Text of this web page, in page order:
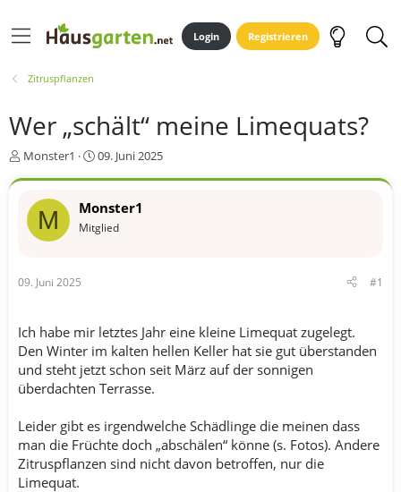
Login Registrieren
Zitruspflanzen
Wer „schält“ meine Limequats?
E
e
r
Monster1
E
t
l
09. Juni 2025
M Monster1
Mitglied
09. Juni 2025 #1
Ich habe mir letztes Jahr eine kleine Limequat zugelegt.
Den Winter im kalten hellen Keller hat sie gut überstanden
und steht jetzt schon seit März auf der sonnigen
überdachten Terrasse.
Leider gibt es irgendwelche Schädlinge die meinen dass
man die Früchte doch „abschälen“ könne (s. Fotos). Andere
Zitruspflanzen sind nicht davon betroffen, nur die
Limequat.